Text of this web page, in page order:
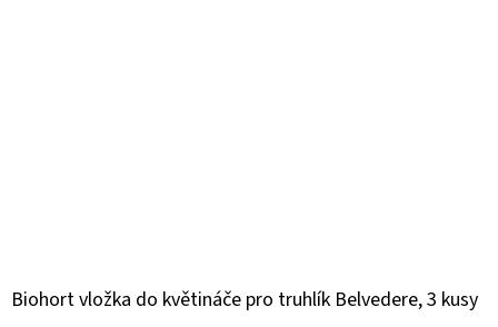
Biohort vložka do květináče pro truhlík Belvedere, 3 kusy